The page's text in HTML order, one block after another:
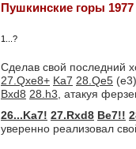
Пушкинские горы 1977
1...?
Сделав свой последний
27.Qxe8+ Ka7 28.Qe5
Bxd8 28.h3, атакуя
26...Ka7! 27.Rxd8 Be7!!
уверенно реализовал